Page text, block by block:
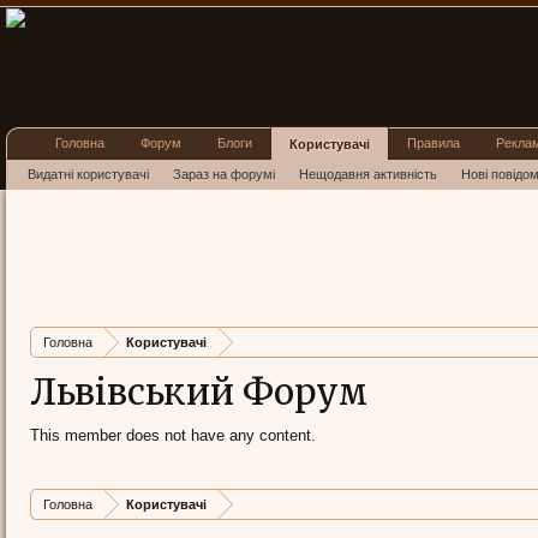
Головна Користувачі
Львівський Форум
This member does not have any content.
Головна Користувачі
Головна Форум Блоги Користувачі
Видатні користувачі Зараз на форумі Нещодавня активність Нові
Правила